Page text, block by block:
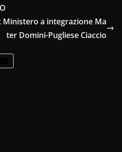
a integrazione Ma
ter Domini-Pugliese Ciaccio